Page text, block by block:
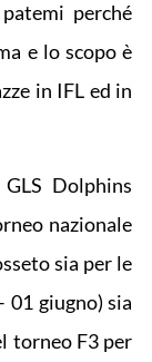
perché
e lo scopo è
in IFL ed in
Dolphins
nazionale
sia per le
01 giugno) sia
torneo F3 per